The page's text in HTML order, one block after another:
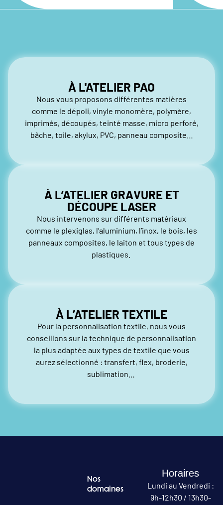
À L'ATELIER PAO
Nous vous proposons différentes matières
comme le dépoli, vinyle monomère, polymère,
imprimés, découpés, teinté masse, micro perforé,
bâche, toile, akylux, PVC, panneau composite…
À L’ATELIER GRAVURE ET
DÉCOUPE LASER
Nous intervenons sur différents matériaux
comme le plexiglas, l’aluminium, l’inox, le bois, les
panneaux composites, le laiton et tous types de
plastiques.
À L’ATELIER TEXTILE
Pour la personnalisation textile, nous vous
conseillons sur la technique de personnalisation
la plus adaptée aux types de textile que vous
aurez sélectionné : transfert, flex, broderie,
sublimation…
Nos
domaines
Horaires
Lundi au Vendredi :
9h-12h30 / 13h30-